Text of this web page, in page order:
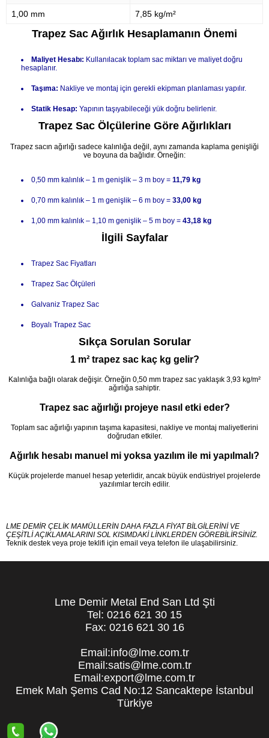
1,00 mm 7,85 kg/m²
Trapez Sac Ağırlık Hesaplamanın Önemi
Maliyet Hesabı: Kullanılacak toplam sac miktarı ve maliyet doğru
hesaplanır.
Taşıma: Nakliye ve montaj için gerekli ekipman planlaması yapılır.
Statik Hesap: Yapının taşıyabileceği yük doğru belirlenir.
Trapez Sac Ölçülerine Göre Ağırlıkları
Trapez sacın ağırlığı sadece kalınlığa değil, aynı zamanda kaplama genişliği
ve boyuna da bağlıdır. Örneğin:
0,50 mm kalınlık – 1 m genişlik – 3 m boy = 11,79 kg
0,70 mm kalınlık – 1 m genişlik – 6 m boy = 33,00 kg
1,00 mm kalınlık – 1,10 m genişlik – 5 m boy = 43,18 kg
İlgili Sayfalar
Trapez Sac Fiyatları
Trapez Sac Ölçüleri
Galvaniz Trapez Sac
Boyalı Trapez Sac
Sıkça Sorulan Sorular
1 m² trapez sac kaç kg gelir?
Kalınlığa bağlı olarak değişir. Örneğin 0,50 mm trapez sac yaklaşık 3,93 kg/m²
ağırlığa sahiptir.
Trapez sac ağırlığı projeye nasıl etki eder?
Toplam sac ağırlığı yapının taşıma kapasitesi, nakliye ve montaj maliyetlerini
doğrudan etkiler.
Ağırlık hesabı manuel mi yoksa yazılım ile mi yapılmalı?
Küçük projelerde manuel hesap yeterlidir, ancak büyük endüstriyel projelerde
yazılımlar tercih edilir.
LME DEMİR ÇELİK MAMÜLLERİN DAHA FAZLA FİYAT BİLGİLERİNİ VE
ÇEŞİTLİ AÇIKLAMALARINI SOL KISIMDAKİ LİNKLERDEN GÖREBİLİRSİNİZ.
Teknik destek veya proje teklifi için email veya telefon ile ulaşabilirsiniz.
Lme Demir Metal End San Ltd Şti
Tel: 0216 621 30 15
Fax: 0216 621 30 16
Email:info@lme.com.tr
Email:satis@lme.com.tr
Email:export@lme.com.tr
Emek Mah Şems Cad No:12 Sancaktepe İstanbul
Türkiye